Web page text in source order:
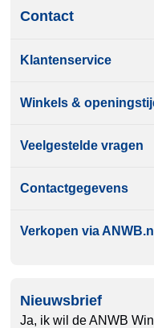
Contact
Klantenservice
Winkels &
Veelgestelde vragen
Contactgegevens
Verkopen via ANWB.nl
Nieuwsbrief
Ja, ik wil de ANWB